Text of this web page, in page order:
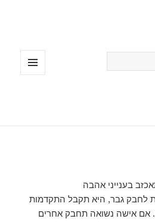
בענייני אהבה
לחבק גבר, היא תקבל התקדמות
אם אישה נשואה תחבק אחרים